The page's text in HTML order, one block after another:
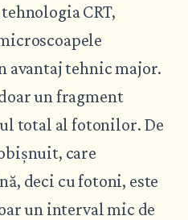
CRT,
avantaj tehnic major.
un fragment
total al fotonilor. De
care
deci cu fotoni, este
un interval mic de